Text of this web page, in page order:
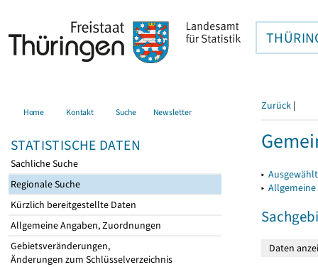
Home Kontakt Suche Newsletter
STATISTISCHE DATEN
Sachliche Suche
Regionale Suche
Kürzlich bereitgestellte Daten
Allgemeine Angaben, Zuordnungen
Gebietsveränderungen,
Änderungen zum Schlüsselverzeichnis
Zurück |
▸
▸